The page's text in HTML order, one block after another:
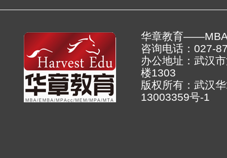
华章教育
咨询电话：027-
办公地址：武汉
楼
版权所有：武汉
13003359号-1